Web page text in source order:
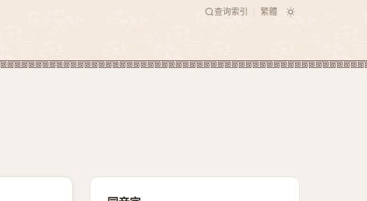
查询索引 繁體